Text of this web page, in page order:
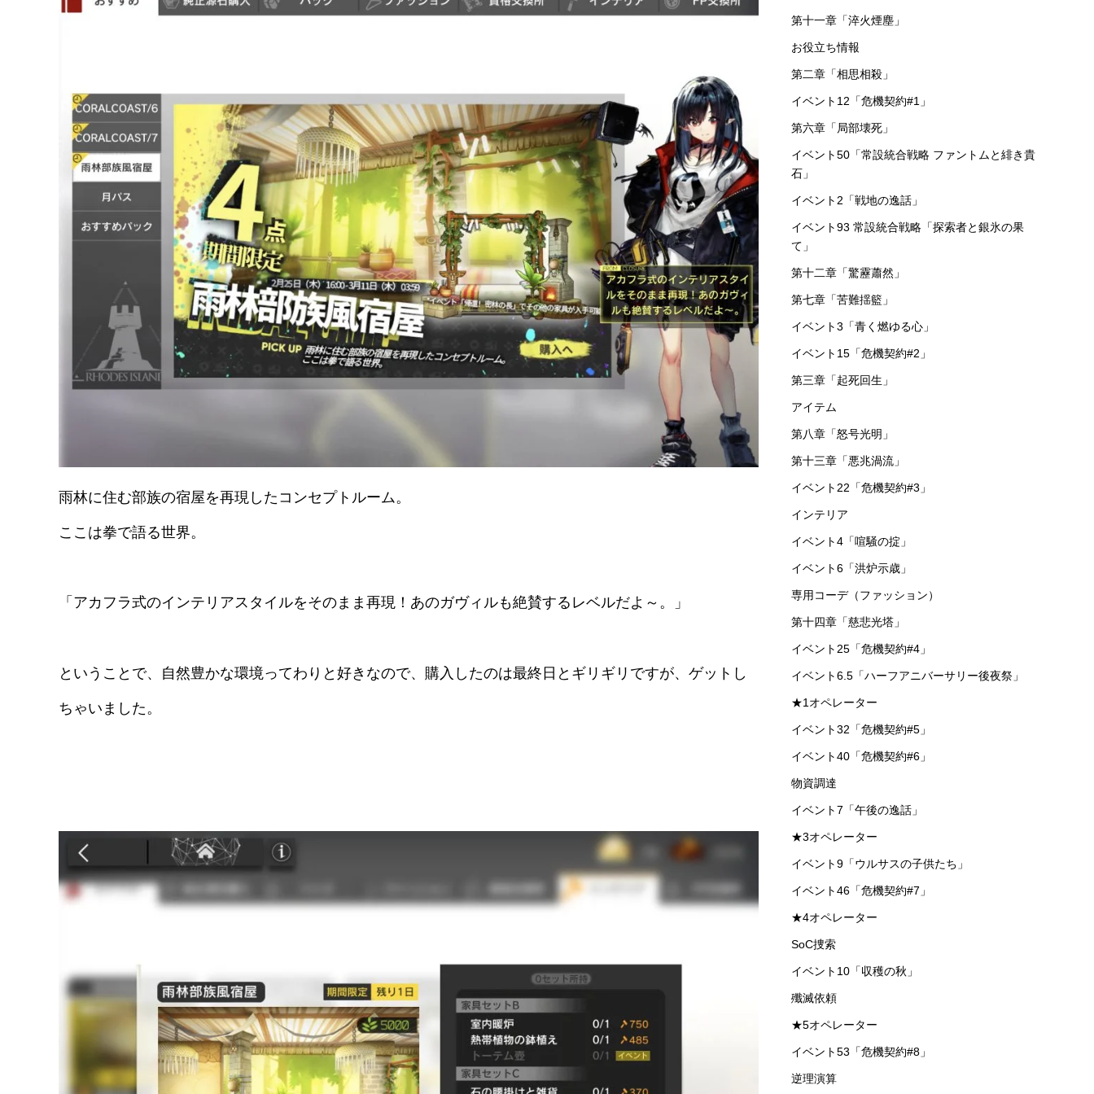
雨林に住む部族の宿屋を再現したコンセプトルーム。
ここは拳で語る世界。
「アカフラ式のインテリアスタイルをそのまま再現！あのガヴィルも絶賛するレベルだよ～。」
ということで、自然豊かな環境ってわりと好きなので、購入したのは最終日とギリギリですが、ゲットし
ちゃいました。
第十一章「淬火煙塵」
お役立ち情報
第二章「相思相殺」
イベント12「危機契約#1」
第六章「局部壊死」
イベント50「常設統合戦略 ファントムと緋き貴
石」
イベント2「戦地の逸話」
イベント93 常設統合戦略「探索者と銀氷の果
て」
第十二章「驚靂蕭然」
第七章「苦難揺籃」
イベント3「青く燃ゆる心」
イベント15「危機契約#2」
第三章「起死回生」
アイテム
第八章「怒号光明」
第十三章「悪兆渦流」
イベント22「危機契約#3」
インテリア
イベント4「喧騒の掟」
イベント6「洪炉示歳」
専用コーデ（ファッション）
第十四章「慈悲光塔」
イベント25「危機契約#4」
イベント6.5「ハーフアニバーサリー後夜祭」
★1オペレーター
イベント32「危機契約#5」
イベント40「危機契約#6」
物資調達
イベント7「午後の逸話」
★3オペレーター
イベント9「ウルサスの子供たち」
イベント46「危機契約#7」
★4オペレーター
SoC捜索
イベント10「収穫の秋」
殲滅依頼
★5オペレーター
イベント53「危機契約#8」
逆理演算